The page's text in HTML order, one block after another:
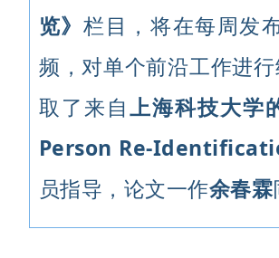
览》栏目，将在每周发
频，对单个前沿工作进
取了来自上海科技大学
Person Re-
员指导，论文一作余春霖